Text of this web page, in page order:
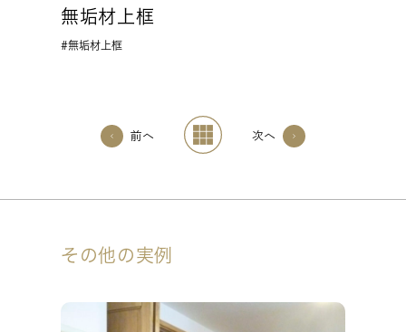
無垢材上框
無垢材上框
前へ 次へ
その他の実例